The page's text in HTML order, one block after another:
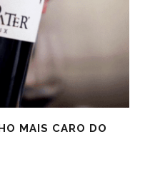
MAIS CARO DO